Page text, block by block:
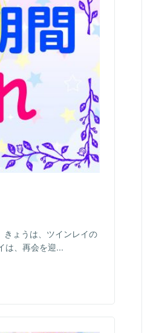
ょうは、ツインレイの
は、再会を迎...